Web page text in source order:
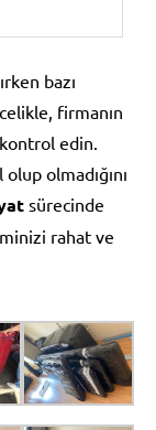
bazı
firmanın
edin.
olmadığını
sürecinde
rahat ve